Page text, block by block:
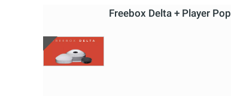
Freebox Delta + Player Pop